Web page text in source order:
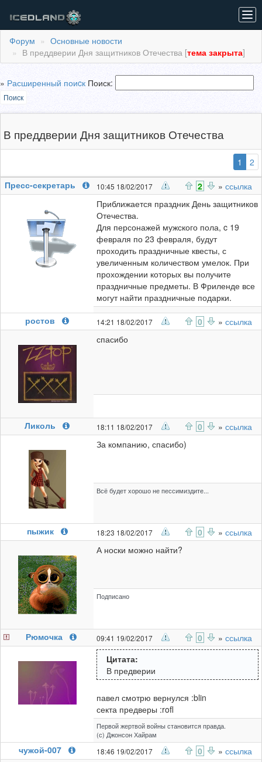
Форум
Основные новости
В преддверии Дня защитников Отечества [тема закрыта]
» Расширенный поиcк Поиск:
Поиск
В преддверии Дня защитников Отечества
1
2
Пресс-секретарь
10:45 18/02/2017 2 » ссылка
Приближается праздник День защитников
Отечества.
Для персонажей мужского пола, c 19
февраля по 23 февраля, будут
проходить праздничные квесты, с
увеличенным количеством умелок. При
прохождении которых вы получите
праздничные предметы. В Фриленде все
могут найти праздничные подарки.
ростов
14:21 18/02/2017 0 » ссылка
спасибо
Ликоль 18:11 18/02/2017 0 » ссылка
За компанию, спасибо)
Всё будет хорошо не пессимиздите...
пыжик 18:23 18/02/2017 0 » ссылка
А носки можно найти?
Подписано
Рюмочка 09:41 19/02/2017 0 » ссылка
Цитата:
В предверии
павел смотрю вернулся :blin
секта предверы :rofl
Первой жертвой войны становится правда.
(с) Джонсон Хайрам
чужой-007 18:46 19/02/2017 0 » ссылка